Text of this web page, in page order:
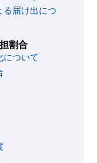
る届け出につ
割合
について